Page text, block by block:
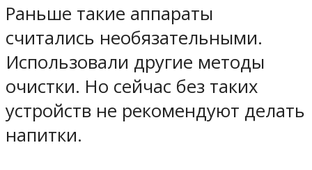
Раньше такие аппараты
считались необязательными.
Использовали другие методы
очистки. Но сейчас без таких
устройств не рекомендуют делать
напитки.